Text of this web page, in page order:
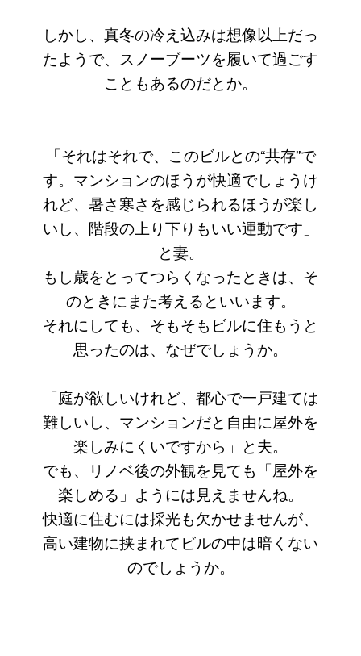
しかし、真冬の冷え込みは想像以上だっ
たようで、スノーブーツを履いて過ごす
こともあるのだとか。
「それはそれで、このビルとの“共存”で
す。マンションのほうが快適でしょうけ
れど、暑さ寒さを感じられるほうが楽し
いし、階段の上り下りもいい運動です」
と妻。
もし歳をとってつらくなったときは、そ
のときにまた考えるといいます。
それにしても、そもそもビルに住もうと
思ったのは、なぜでしょうか。
「庭が欲しいけれど、都心で一戸建ては
難しいし、マンションだと自由に屋外を
楽しみにくいですから」と夫。
でも、リノベ後の外観を見ても「屋外を
楽しめる」ようには見えませんね。
快適に住むには採光も欠かせませんが、
高い建物に挟まれてビルの中は暗くない
のでしょうか。